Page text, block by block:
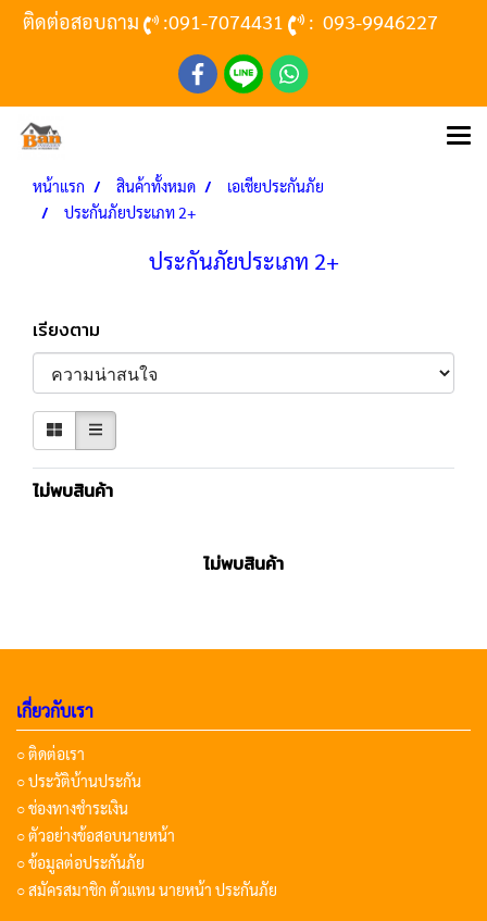
ติดต่อสอบถาม :091-7074431 : 093-9946227
หน้าแรก สินค้าทั้งหมด
เอเชียประกันภัย
ประกันภัยประเภท 2+
ประกันภัยประเภท 2+
เรียงตาม
ไม่พบสินค้า
ไม่พบสินค้า
เกี่ยวกับเรา
○ ติดต่อเรา
○ ประวัติบ้านประกัน
○ ช่องทางชำระเงิน
○ ตัวอย่างข้อสอบนายหน้า
○ ข้อมูลต่อประกันภัย
○ สมัครสมาชิก ตัวแทน นายหน้า ประกันภัย